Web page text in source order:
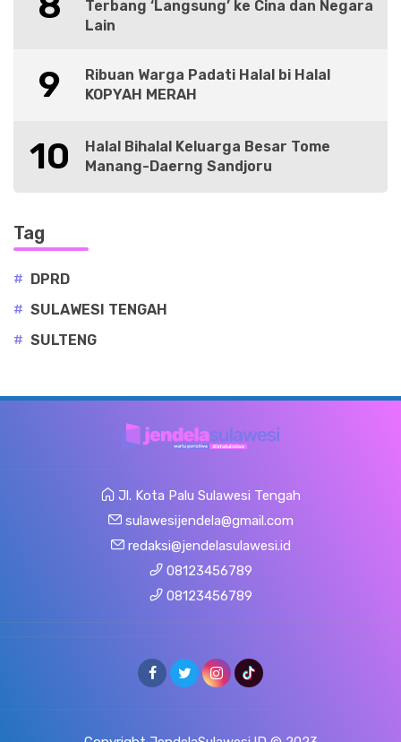
Terbang ‘Langsung’ ke Cina dan Negara
Lain
9
Ribuan Warga Padati Halal bi Halal
KOPYAH MERAH
10
Halal Bihalal Keluarga Besar Tome
Manang-Daerng Sandjoru
Tag
# DPRD
# SULAWESI TENGAH
# SULTENG
Jl. Kota Palu Sulawesi Tengah
sulawesijendela@gmail.com
redaksi@jendelasulawesi.id
08123456789
08123456789